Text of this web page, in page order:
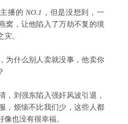
主播的NO.1 ，但是没想到，一
窝，让他陷入了万劫不复的境
。
为什么别人卖就没事，他卖你
，刘强东陷入强奸风波引退，
，烦恼不比我们少，这些人都
也没有很幸福。